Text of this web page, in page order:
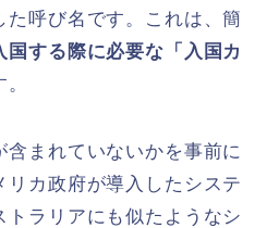
た呼び名です。これは、簡
国する際に必要な「入国カ
まれていないかを事前に
カ政府が導入したシステ
ラリアにも似たようなシ